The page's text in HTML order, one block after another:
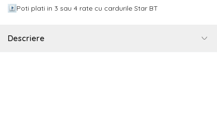
Poti plati in 3 sau 4 rate cu cardurile Star BT
Descriere